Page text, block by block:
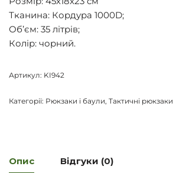
Тканина: Кордура 1000D;
Об’єм: 35 літрів;
Колір: чорний.
Артикул: KI942
Категорії: Рюкзаки і баули, Тактичні рюкзаки
Опис Відгуки (0)